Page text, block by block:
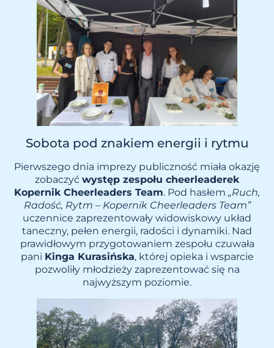
Sobota pod znakiem energii i rytmu
Pierwszego dnia imprezy publiczność miała okazję
zobaczyć występ zespołu cheerleaderek
Kopernik Cheerleaders Team. Pod hasłem „Ruch,
Radość, Rytm – Kopernik Cheerleaders Team”
uczennice zaprezentowały widowiskowy układ
taneczny, pełen energii, radości i dynamiki. Nad
prawidłowym przygotowaniem zespołu czuwała
pani Kinga Kurasińska, której opieka i wsparcie
pozwoliły młodzieży zaprezentować się na
najwyższym poziomie.